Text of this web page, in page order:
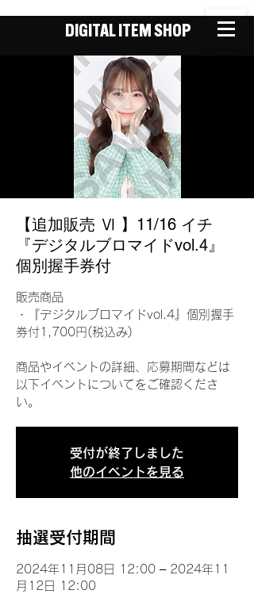
DIGITAL ITEM SHOP
【追加販売 Ⅵ 】11/16 イチ
『デジタルブロマイドvol.4』
個別握手券付
販売商品
・『デジタルブロマイドvol.4』個別握手
券付1,700円(税込み)
商品やイベントの詳細、応募期間などは
以下イベントについてをご確認くださ
い。
受付が終了しました
他のイベントを見る
抽選受付期間
2024年11月08日 12:00 – 2024年11
月12日 12:00